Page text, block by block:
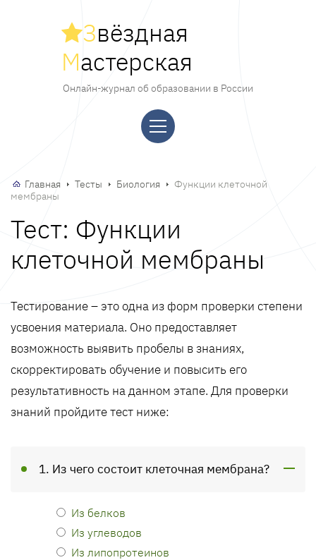
Звёздная
Мастерская
Онлайн-журнал об образовании в России
Главная Тесты Биология
Функции клеточной
мембраны
Тест: Функции
клеточной мембраны
Тестирование – это одна из форм проверки степени
усвоения материала. Оно предоставляет
возможность выявить пробелы в знаниях,
скорректировать обучение и повысить его
результативность на данном этапе. Для проверки
знаний пройдите тест ниже:
1. Из чего состоит клеточная мембрана?
Из белков
Из углеводов
Из липопротеинов